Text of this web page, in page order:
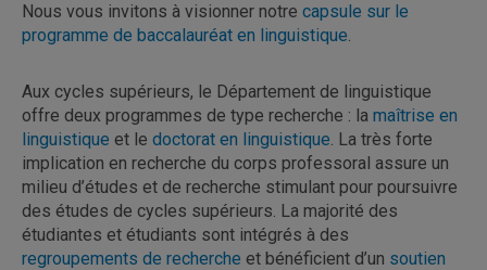
Nous vous invitons à visionner notre capsule sur le
programme de baccalauréat en linguistique.
Aux cycles supérieurs, le Département de linguistique
offre deux programmes de type recherche : la maîtrise en
linguistique et le doctorat en linguistique. La très forte
implication en recherche du corps professoral assure un
milieu d’études et de recherche stimulant pour poursuivre
des études de cycles supérieurs. La majorité des
étudiantes et étudiants sont intégrés à des
regroupements de recherche et bénéficient d’un soutien